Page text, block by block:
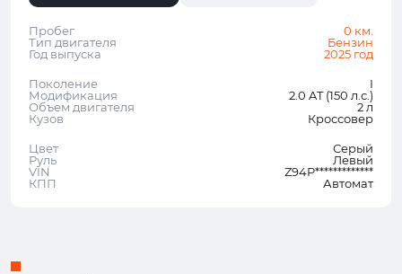
Пробег
0 км.
Тип двигателя
Бензин
Год выпуска
2025 год
Поколение
I
Модификация
2.0 AT (150 л.с.)
Объем двигателя
2 л
Кузов
Кроссовер
Цвет
Серый
Руль
Левый
VIN
Z94P*************
КПП
Автомат